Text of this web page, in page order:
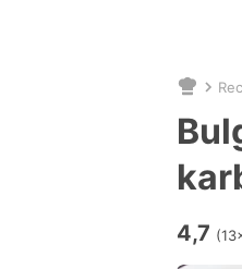
se
zde:
4,7